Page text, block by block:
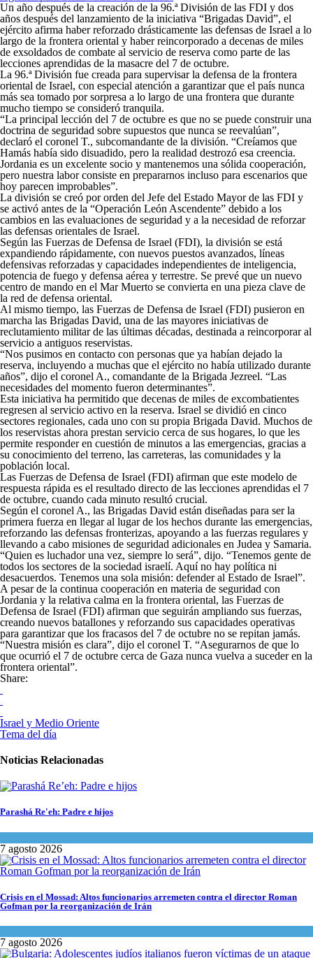
Un año después de la creación de la 96.ª División de las FDI y dos
años después del lanzamiento de la iniciativa “Brigadas David”, el
ejército afirma haber reforzado drásticamente las defensas de Israel a lo
largo de la frontera oriental y haber reincorporado a decenas de miles
de exsoldados de combate al servicio de reserva como parte de las
lecciones aprendidas de la masacre del 7 de octubre.
La 96.ª División fue creada para supervisar la defensa de la frontera
oriental de Israel, con especial atención a garantizar que el país nunca
más sea tomado por sorpresa a lo largo de una frontera que durante
mucho tiempo se consideró tranquila.
“La principal lección del 7 de octubre es que no se puede construir una
doctrina de seguridad sobre supuestos que nunca se reevalúan”,
declaró el coronel T., subcomandante de la división. “Creíamos que
Hamás había sido disuadido, pero la realidad destrozó esa creencia.
Jordania es un excelente socio y mantenemos una sólida cooperación,
pero nuestra labor consiste en prepararnos incluso para escenarios que
hoy parecen improbables”.
La división se creó por orden del Jefe del Estado Mayor de las FDI y
se activó antes de la “Operación León Ascendente” debido a los
cambios en las evaluaciones de seguridad y a la necesidad de reforzar
las defensas orientales de Israel.
Según las Fuerzas de Defensa de Israel (FDI), la división se está
expandiendo rápidamente, con nuevos puestos avanzados, líneas
defensivas reforzadas y capacidades independientes de inteligencia,
potencia de fuego y defensa aérea y terrestre. Se prevé que un nuevo
centro de mando en el Mar Muerto se convierta en una pieza clave de
la red de defensa oriental.
Al mismo tiempo, las Fuerzas de Defensa de Israel (FDI) pusieron en
marcha las Brigadas David, una de las mayores iniciativas de
reclutamiento militar de las últimas décadas, destinada a reincorporar al
servicio a antiguos reservistas.
“Nos pusimos en contacto con personas que ya habían dejado la
reserva, incluyendo a muchas que el ejército no había utilizado durante
años”, dijo el coronel A., comandante de la Brigada Jezreel. “Las
necesidades del momento fueron determinantes”.
Esta iniciativa ha permitido que decenas de miles de excombatientes
regresen al servicio activo en la reserva. Israel se dividió en cinco
sectores regionales, cada uno con su propia Brigada David. Muchos de
los reservistas ahora prestan servicio cerca de sus hogares, lo que les
permite responder en cuestión de minutos a las emergencias, gracias a
su conocimiento del terreno, las carreteras, las comunidades y la
población local.
Las Fuerzas de Defensa de Israel (FDI) afirman que este modelo de
respuesta rápida es el resultado directo de las lecciones aprendidas el 7
de octubre, cuando cada minuto resultó crucial.
Según el coronel A., las Brigadas David están diseñadas para ser la
primera fuerza en llegar al lugar de los hechos durante las emergencias,
reforzando las defensas fronterizas, apoyando a las fuerzas regulares y
llevando a cabo misiones de seguridad adicionales en Judea y Samaria.
“Quien es luchador una vez, siempre lo será”, dijo. “Tenemos gente de
todos los sectores de la sociedad israelí. Aquí no hay política ni
desacuerdos. Tenemos una sola misión: defender al Estado de Israel”.
A pesar de la continua cooperación en materia de seguridad con
Jordania y la relativa calma en la frontera oriental, las Fuerzas de
Defensa de Israel (FDI) afirman que seguirán ampliando sus fuerzas,
creando nuevos batallones y reforzando sus capacidades operativas
para garantizar que los fracasos del 7 de octubre no se repitan jamás.
“Nuestra misión es clara”, dijo el coronel T. “Asegurarnos de que lo
que ocurrió el 7 de octubre cerca de Gaza nunca vuelva a suceder en la
frontera oriental”.
Share:
Israel y Medio Oriente
Tema del día
Noticias Relacionadas
Parashá Re'eh: Padre e hijos
7 agosto 2026
Crisis en el Mossad: Altos funcionarios arremeten contra el director Roman
Gofman por la reorganización de Irán
7 agosto 2026